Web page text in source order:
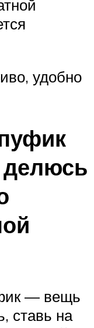
удобно
делюсь
— вещь
ставь на